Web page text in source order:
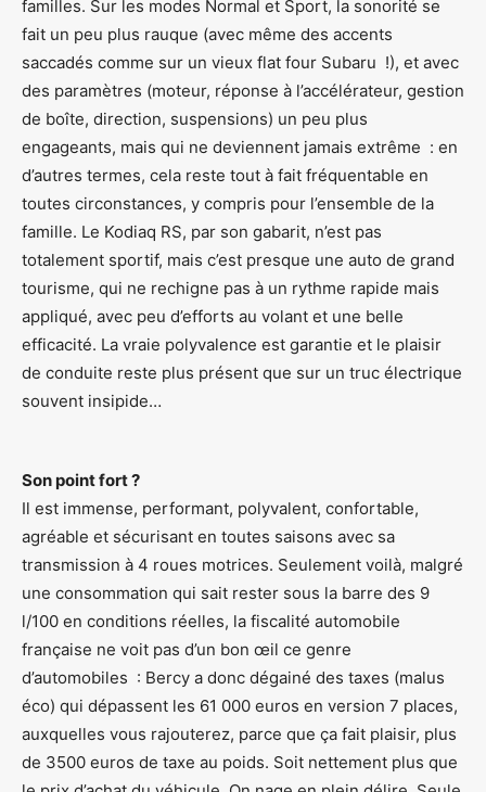
familles. Sur les modes Normal et Sport, la sonorité se
fait un peu plus rauque (avec même des accents
saccadés comme sur un vieux flat four Subaru !), et avec
des paramètres (moteur, réponse à l’accélérateur, gestion
de boîte, direction, suspensions) un peu plus
engageants, mais qui ne deviennent jamais extrême : en
d’autres termes, cela reste tout à fait fréquentable en
toutes circonstances, y compris pour l’ensemble de la
famille. Le Kodiaq RS, par son gabarit, n’est pas
totalement sportif, mais c’est presque une auto de grand
tourisme, qui ne rechigne pas à un rythme rapide mais
appliqué, avec peu d’efforts au volant et une belle
efficacité. La vraie polyvalence est garantie et le plaisir
de conduite reste plus présent que sur un truc électrique
souvent insipide…
Son point fort ?
Il est immense, performant, polyvalent, confortable,
agréable et sécurisant en toutes saisons avec sa
transmission à 4 roues motrices. Seulement voilà, malgré
une consommation qui sait rester sous la barre des 9
l/100 en conditions réelles, la fiscalité automobile
française ne voit pas d’un bon œil ce genre
d’automobiles : Bercy a donc dégainé des taxes (malus
éco) qui dépassent les 61 000 euros en version 7 places,
auxquelles vous rajouterez, parce que ça fait plaisir, plus
de 3500 euros de taxe au poids. Soit nettement plus que